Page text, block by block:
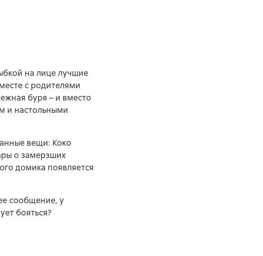
на лице лучшие
с родителями
буря – и вместо
и настольными
вещи: Коко
о замерзших
домика появляется
сообщение, у
бояться?